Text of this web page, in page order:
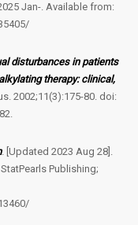
Jan-. Available from:
disturbances in patients
therapy: clinical,
2002;11(3):175-80. doi:
. [Updated 2023 Aug 28].
Publishing;